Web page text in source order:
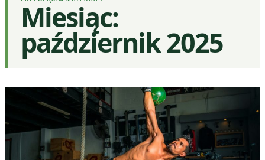
Miesiąc:
październik 2025